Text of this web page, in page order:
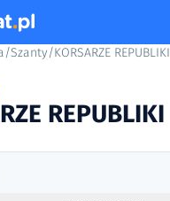
/Szanty/KORSARZE REPUBLIKI
REPUBLIKI